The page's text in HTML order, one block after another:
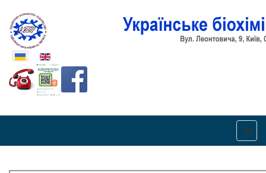
Оберіть свою мову